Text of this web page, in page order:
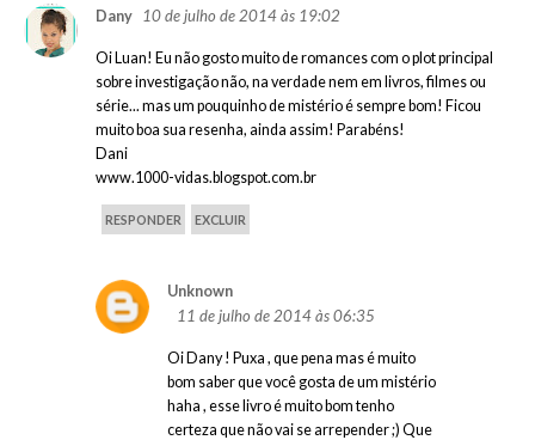
Dany 10 de julho de 2014 às 19:02
Oi Luan! Eu não gosto muito de romances com o plot principal
sobre investigação não, na verdade nem em livros, filmes ou
série... mas um pouquinho de mistério é sempre bom! Ficou
muito boa sua resenha, ainda assim! Parabéns!
Dani
www.1000-vidas.blogspot.com.br
RESPONDER EXCLUIR
Unknown
11 de julho de 2014 às 06:35
Oi Dany ! Puxa , que pena mas é muito
bom saber que você gosta de um mistério
haha , esse livro é muito bom tenho
certeza que não vai se arrepender ;) Que